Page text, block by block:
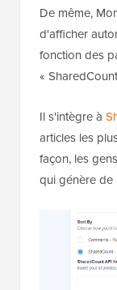
De même,
d'afficher
fonction des
«
Il s'intègre à
articles les
façon, les
qui génère de